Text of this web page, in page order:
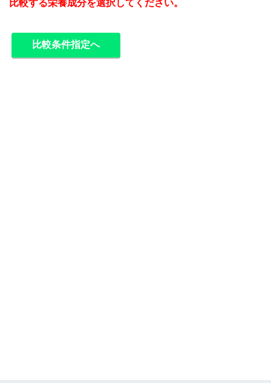
比較する栄養成分を選択してください。
比較条件指定へ